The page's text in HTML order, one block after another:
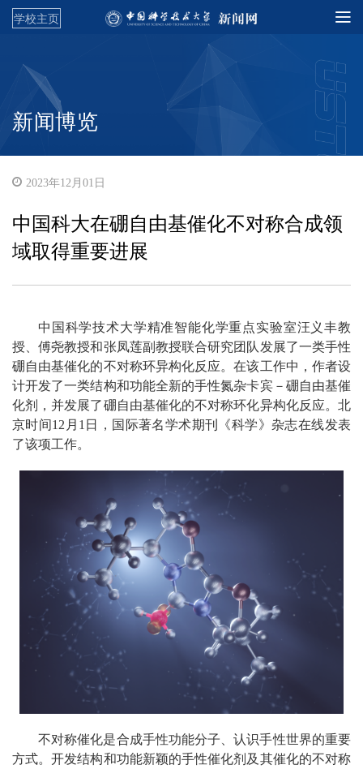
学校主页
新闻博览
2023年12月01日
中国科大在硼自由基催化不对称合成领
域取得重要进展
中国科学技术大学精准智能化学重点实验室汪义丰教
授、傅尧教授和张凤莲副教授联合研究团队发展了一类手性
硼自由基催化的不对称环异构化反应。在该工作中，作者设
计开发了一类结构和功能全新的手性氮杂卡宾－硼自由基催
化剂，并发展了硼自由基催化的不对称环化异构化反应。北
京时间12月1日，国际著名学术期刊《科学》杂志在线发表
了该项工作。
不对称催化是合成手性功能分子、认识手性世界的重要
方式。开发结构和功能新颖的手性催化剂及其催化的不对称